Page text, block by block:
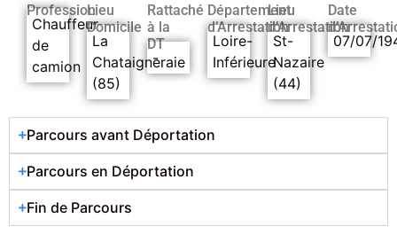
Profession
Chauffeur
de
camion
Lieu
Domicile
La
Chataigneraie
(85)
Rattaché
à la
DT
-
Département
d’Arrestation
Loire-
Inférieure
Lieu
d’Arrestation
St-
Nazaire
(44)
Date
07/07/
Parcours avant Déportation
Parcours en Déportation
Fin de Parcours